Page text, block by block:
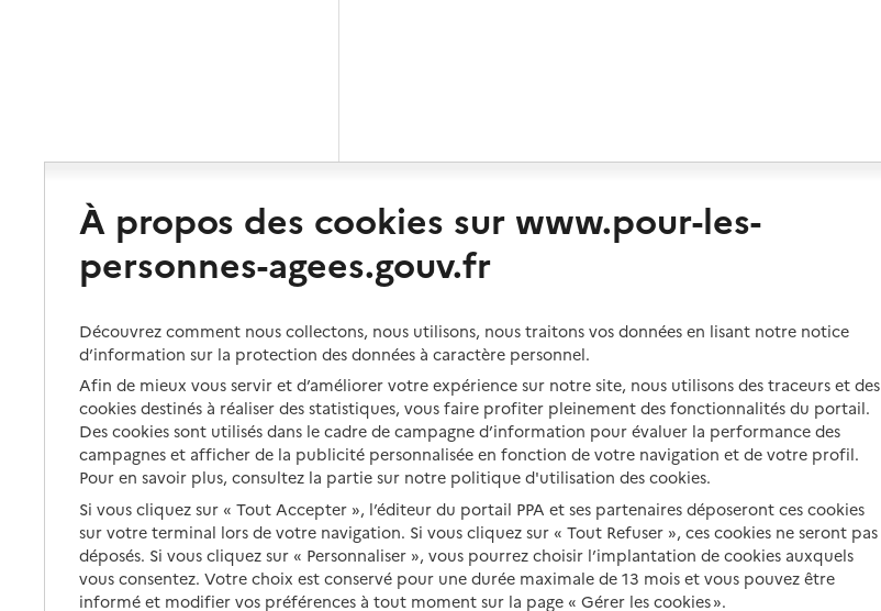
À propos des cookies sur www.pour-les-
personnes-agees.gouv.fr
Découvrez comment nous collectons, nous utilisons, nous traitons vos données en lisant notre notice
d’information sur la protection des données à caractère personnel.
Afin de mieux vous servir et d’améliorer votre expérience sur notre site, nous utilisons des traceurs et des
cookies destinés à réaliser des statistiques, vous faire profiter pleinement des fonctionnalités du portail.
Des cookies sont utilisés dans le cadre de campagne d’information pour évaluer la performance des
campagnes et afficher de la publicité personnalisée en fonction de votre navigation et de votre profil.
Pour en savoir plus, consultez la partie sur notre politique d'utilisation des cookies.
Si vous cliquez sur « Tout Accepter », l’éditeur du portail PPA et ses partenaires déposeront ces cookies
sur votre terminal lors de votre navigation. Si vous cliquez sur « Tout Refuser », ces cookies ne seront pas
déposés. Si vous cliquez sur « Personnaliser », vous pourrez choisir l’implantation de cookies auxquels
vous consentez. Votre choix est conservé pour une durée maximale de 13 mois et vous pouvez être
informé et modifier vos préférences à tout moment sur la page « Gérer les cookies ».